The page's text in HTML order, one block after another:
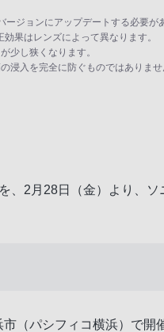
ジョンにアップデートする必要
果はレンズによって異なります。
少し狭くなります。
浸入を完全に防ぐものではありませ
、2月28日（金）より、
（パシフィコ横浜）で